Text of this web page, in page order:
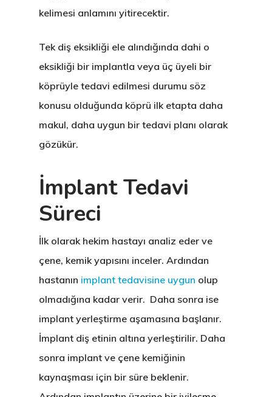
kelimesi anlamını yitirecektir.
Tek diş eksikliği ele alındığında dahi o
eksikliği bir implantla veya üç üyeli bir
köprüyle tedavi edilmesi durumu söz
konusu olduğunda köprü ilk etapta daha
makul, daha uygun bir tedavi planı olarak
gözükür.
İmplant Tedavi
Süreci
İlk olarak hekim hastayı analiz eder ve
çene, kemik yapısını inceler. Ardından
hastanın implant tedavisine uygun olup
olmadığına kadar verir. Daha sonra ise
implant yerleştirme aşamasına başlanır.
İmplant diş etinin altına yerleştirilir. Daha
sonra implant ve çene kemiğinin
kaynaşması için bir süre beklenir.